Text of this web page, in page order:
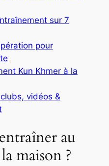
sur 7
pour
Kun Khmer à la
vidéos &
au
maison ?